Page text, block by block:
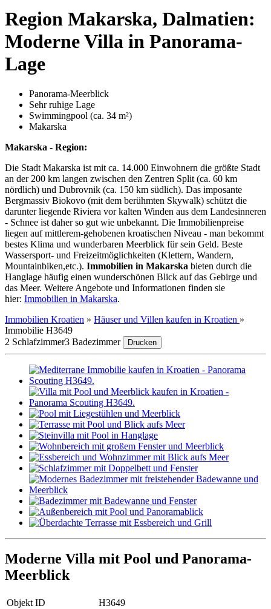
Region Makarska, Dalmatien:
Moderne Villa in Panorama-
Lage
Panorama-Meerblick
Sehr ruhige Lage
Swimmingpool (ca. 34 m²)
Makarska
Makarska - Region:
Die Stadt Makarska ist mit ca. 14.000 Einwohnern die größte Stadt
an der 200 km langen zwischen den Zentren Split (ca. 60 km
nördlich) und Dubrovnik (ca. 150 km südlich). Das imposante
Bergmassiv Biokovo (mit dem berühmten Skywalk) schützt die
darunter liegende Riviera vor kalten Winden aus dem Landesinneren
- Schnee ist daher so gut wie unbekannt. Die Immobilienpreise
liegen auf mittlerem-gehobenen kroatischen Niveau - man bekommt
bestes Klima und wunderbaren Meerblick für sein Geld. Beste
Wassersport- und Freizeitmöglichkeiten (Klettern, Wandern,
Mountainbiken,etc.). Immobilien in Makarska bieten durch die
Hanglage häufig einen wunderschönen Blick auf das Gebirge und
das Meer. Weitere Angebote und Informationen finden sie
hier: Immobilien in Makarska.
Immobilien Kroatien » Häuser und Villen kaufen in Kroatien »
Immobilie H3649
2 Schlafzimmer3 Badezimmer Drucken
Moderne Villa mit Pool und Panorama-
Meerblick
Objekt ID
H3649